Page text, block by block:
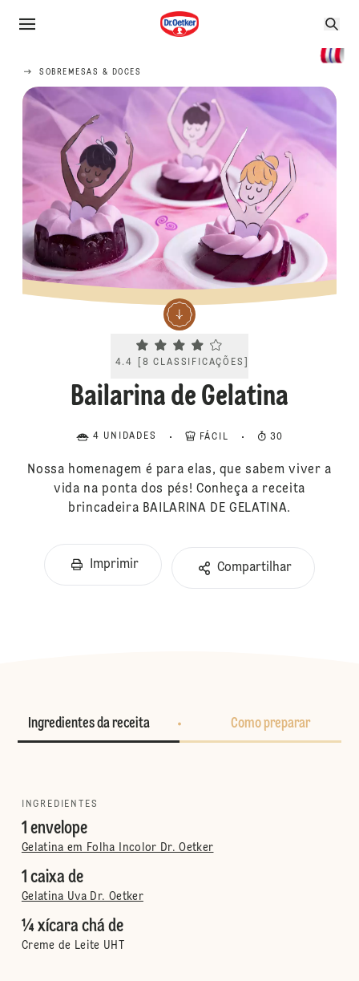
SOBREMESAS & DOCES
Current rating 4.4. Click to rate.
4.4 8 CLASSIFICAÇÕES
Bailarina de Gelatina
4 UNIDADES FÁCIL 30
Nossa homenagem é para elas, que sabem viver a
vida na ponta dos pés! Conheça a receita
brincadeira BAILARINA DE GELATINA.
Imprimir Compartilhar
Ingredientes da receita Como preparar
INGREDIENTES
1 envelope
Gelatina em Folha Incolor Dr. Oetker
1 caixa de
Gelatina Uva Dr. Oetker
¼ xícara chá de
Creme de Leite UHT